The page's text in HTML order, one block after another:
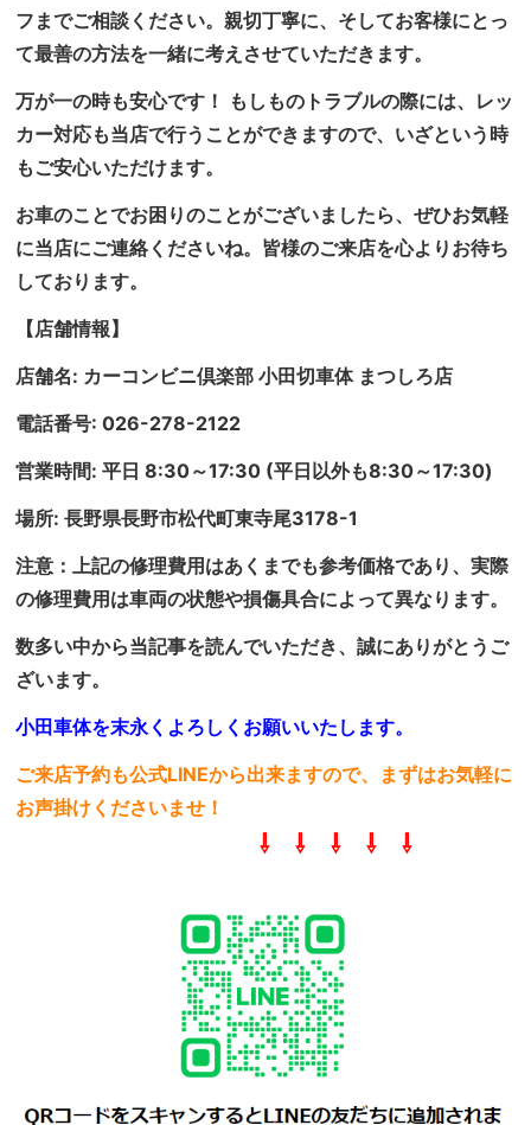
フまでご相談ください。親切丁寧に、そしてお客様にとっ
て最善の方法を一緒に考えさせていただきます。
万が一の時も安心です！ もしものトラブルの際には、レッ
カー対応も当店で行うことができますので、いざという時
もご安心いただけます。
お車のことでお困りのことがございましたら、ぜひお気軽
に当店にご連絡くださいね。皆様のご来店を心よりお待ち
しております。
【店舗情報】
店舗名: カーコンビニ倶楽部 小田切車体 まつしろ店
電話番号: 026-278-2122
営業時間: 平日 8:30～17:30 (平日以外も8:30～17:30)
場所: 長野県長野市松代町東寺尾3178-1
注意：上記の修理費用はあくまでも参考価格であり、実際
の修理費用は車両の状態や損傷具合によって異なります。
数多い中から当記事を読んでいただき、誠にありがとうご
ざいます。
小田車体を末永くよろしくお願いいたします。
ご来店予約も公式LINEから出来ますので、まずはお気軽に
お声掛けくださいませ！
⇩ ⇩ ⇩ ⇩ ⇩